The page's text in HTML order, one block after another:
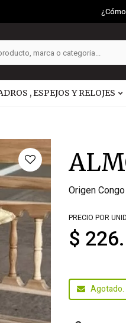
, ESPEJOS Y RELOJES
Origen Congo
PRECIO POR
$